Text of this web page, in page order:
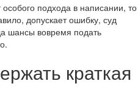
особого подхода в написании, то
допускает ошибку, суд
шансы вовремя подать
краткая